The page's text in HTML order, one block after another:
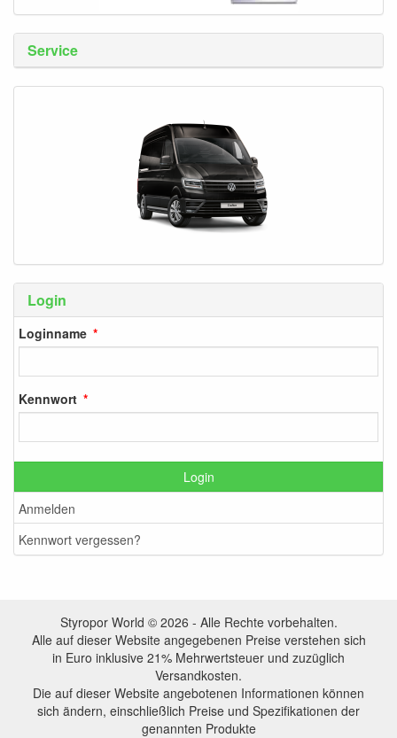
Service
Login
Loginname
Kennwort
Login
Anmelden
Kennwort vergessen?
Styropor World © 2026 - Alle Rechte vorbehalten.
Alle auf dieser Website angegebenen Preise verstehen sich
in Euro inklusive 21% Mehrwertsteuer und zuzüglich
Versandkosten.
Die auf dieser Website angebotenen Informationen können
sich ändern, einschließlich Preise und Spezifikationen der
genannten Produkte